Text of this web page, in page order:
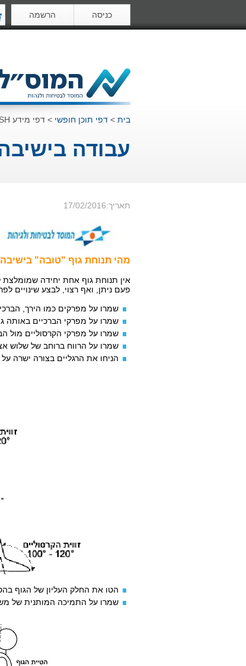
כניסה הרשמה
בית > דפי תוכן חופשי > דפי מידע CCOSH
עבודה
תאריך:17/02/2016
מהי תנוחת גוף "טובה"
אין תנוחת גוף אחת יחידה שמומלצת
פעם ניתן, ואף רצוי, לבצע שינויים
שמרו על מפרקים כמו הירך, הברכיים
שמרו על מפרקי הברכיים באותה
שמרו על מפרקי הקרסוליים מול
שמרו על הרווח ברוחב של שלוש
הניחו את הרגליים בצורה ישרה
הטו את החלק העליון של הגוף בהטיה של 30 מעלות
שמרו על התמיכה המותנית של